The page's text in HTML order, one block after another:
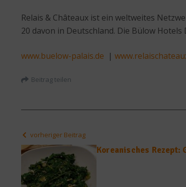
Relais & Châteaux ist ein weltweites
20 davon in Deutschland. Die Bülow
www.buelow-palais.de |
Beitrag teilen
vorheriger Beitrag
Koreanisches Rezept: